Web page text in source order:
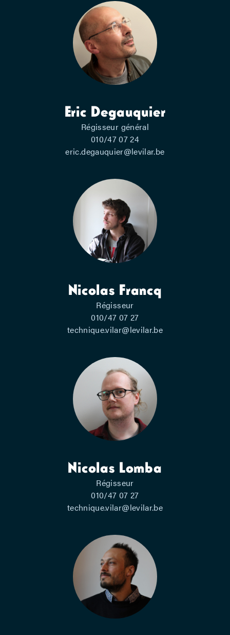
Eric Degauquier
Régisseur général
010/47 07 24
eric.degauquier@levilar.be
Nicolas Francq
Régisseur
010/47 07 27
technique.vilar@levilar.be
Nicolas Lomba
Régisseur
010/47 07 27
technique.vilar@levilar.be